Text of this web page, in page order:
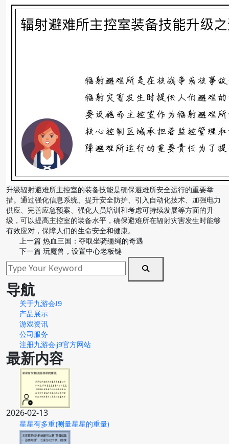
升级辐射避难所主控室的装备技能是确保避难所安全运行的重要举
措。通过强化信息系统、提升安全防护、引入自动化技术、加强电力
供应、完善应急预案、强化人员培训和考虑可持续发展等方面的升
级，可以提高主控室的装备水平，确保避难所在辐射灾害发生时能够
有效应对，保障人们的生命安全和健康。
上一篇 热血三国：夺取坐骑缰绳的奇遇
下一篇 玩魔兽，设置中心老板键
导航
关于九游会J9
产品展示
游戏资讯
公司服务
注册九游会·j9官方网站
最新内容
2026-02-13
星星有多重(测量星星的重量)